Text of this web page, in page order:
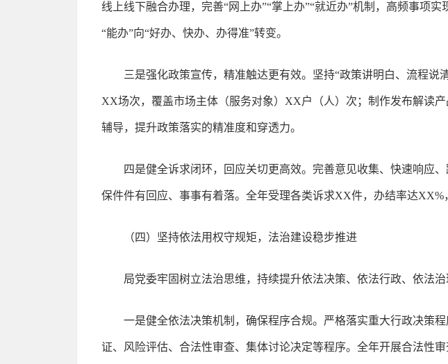
线上线下融合办理，完善“网上办”“掌上办”“就近办”机制，高频事项
“能办”向“好办、快办、办得准”转变。
三是强化政策宣传，精准触达更有效。坚持“政策讲明白、流程
XX场次，覆盖市场主体（服务对象）XX户（人）次；制作发布解读
辅导，提升政策落实的精准度和穿透力。
四是健全诉求闭环，回应关切更高效。完善意见收集、快速响应
保件件有回应、事事有着落。全年受理各类诉求XX件，办结率达
（四）坚持依法用权守规矩，法治建设稳步推进
局党委牢固树立法治思维，持续提升依法决策、依法行政、依法
一是健全依法决策机制，确保程序合规。严格落实重大行政决策
证、风险评估、合法性审查、集体讨论决定等程序。全年开展合法性